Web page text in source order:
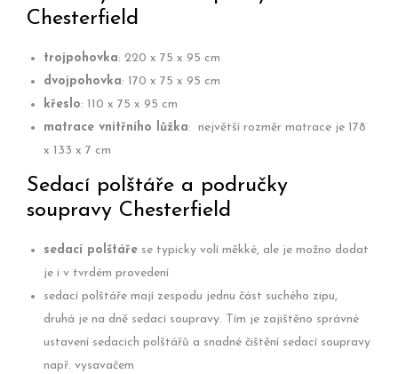
Chesterfield
trojpohovka: 220 x 75 x 95 cm
dvojpohovka: 170 x 75 x 95 cm
křeslo: 110 x 75 x 95 cm
matrace vnitřního lůžka: největší rozměr matrace je 178
x 133 x 7 cm
Sedací polštáře a područky
soupravy Chesterfield
sedací polštáře se typicky volí měkké, ale je možno dodat
je i v tvrdém provedení
sedací polštáře mají zespodu jednu část suchého zipu,
druhá je na dně sedací soupravy. Tím je zajištěno správné
ustavení sedacich polštářů a snadné čištění sedací soupravy
např. vysavačem